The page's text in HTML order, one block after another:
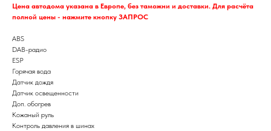
Цена автодома указана в Европе, без таможни и доставки. Для расчёта
полной цены - нажмите кнопку ЗАПРОС
ABS
DAB-радио
ESP
Горячая вода
Датчик дождя
Датчик освещенности
Доп. обогрев
Кожаный руль
Контроль давления в шинах